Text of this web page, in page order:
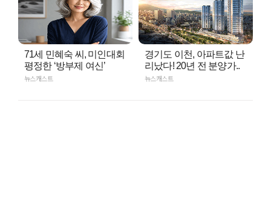
71세 민혜숙 씨, 미인대회
평정한 ‘방부제 여신’
뉴스캐스트
경기도 이천, 아파트값 난
리났다! 20년 전 분양가..
뉴스캐스트